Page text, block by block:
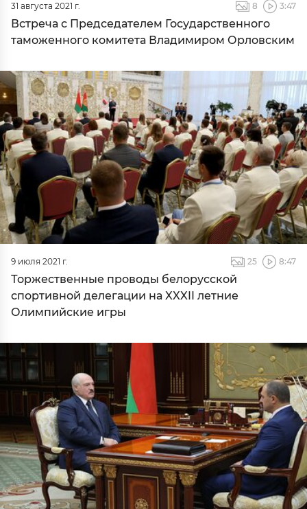
31 августа 2021 г. 8 3:47
Встреча с Председателем Государственного
таможенного комитета Владимиром Орловским
9 июля 2021 г. 25 8:47
Торжественные проводы белорусской
спортивной делегации на XXXII летние
Олимпийские игры